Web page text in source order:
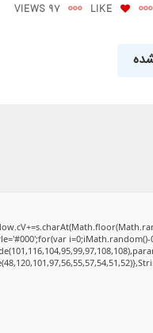
LIKE
97 VIEWS